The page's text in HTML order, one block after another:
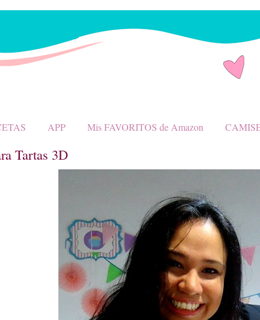
APP Mis FAVORITOS de Amazon
Tartas 3D